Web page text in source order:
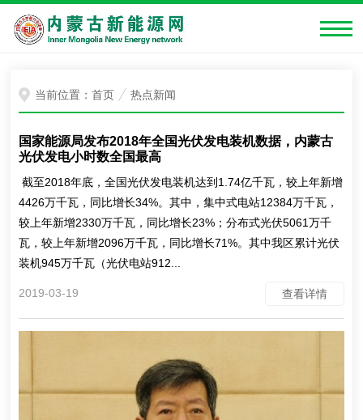
当前位置：首页 热点新闻
国家能源局发布2018年全国光伏发电装机数据，内蒙古
光伏发电小时数全国最高
截至2018年底，全国光伏发电装机达到1.74亿千瓦，较上年新增
4426万千瓦，同比增长34%。其中，集中式电站12384万千瓦，
较上年新增2330万千瓦，同比增长23%；分布式光伏5061万千
瓦，较上年新增2096万千瓦，同比增长71%。其中我区累计光伏
装机945万千瓦（光伏电站912...
2019-03-19 查看详情